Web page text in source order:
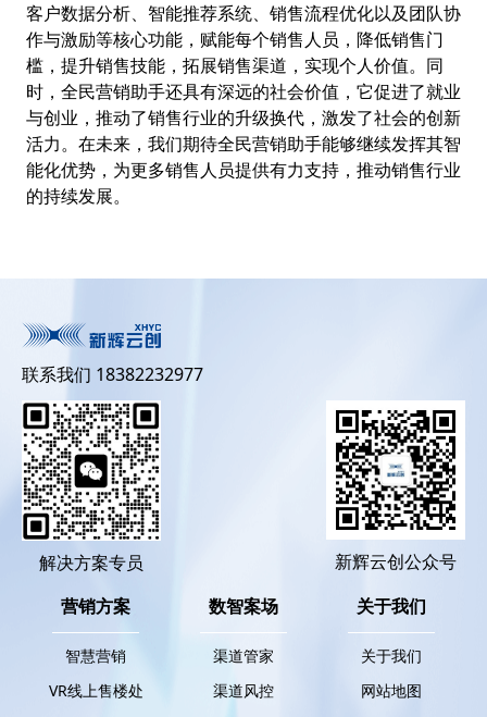
客户数据分析、智能推荐系统、销售流程优化以及团队协
作与激励等核心功能，赋能每个销售人员，降低销售门
槛，提升销售技能，拓展销售渠道，实现个人价值。同
时，全民营销助手还具有深远的社会价值，它促进了就业
与创业，推动了销售行业的升级换代，激发了社会的创新
活力。在未来，我们期待全民营销助手能够继续发挥其智
能化优势，为更多销售人员提供有力支持，推动销售行业
的持续发展。
联系我们 18382232977
解决方案专员
新辉云创公众号
营销方案
智慧营销
VR线上售楼处
数智案场
渠道管家
渠道风控
关于我们
关于我们
网站地图